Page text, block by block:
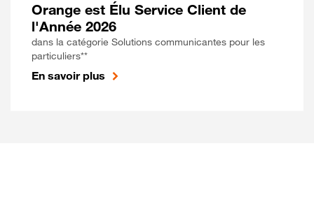
Orange est Élu Service Client de
l'Année 2026
dans la catégorie Solutions communicantes pour les
particuliers**
En savoir plus